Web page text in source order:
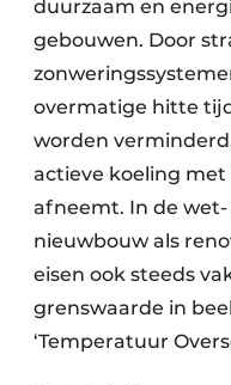
duurzaam en
gebouwen. Door
overmatige hitte
worden
actieve koeling met
afneemt. In de
nieuwbouw als
eisen ook steeds
grenswaarde in
‘Temperatuur